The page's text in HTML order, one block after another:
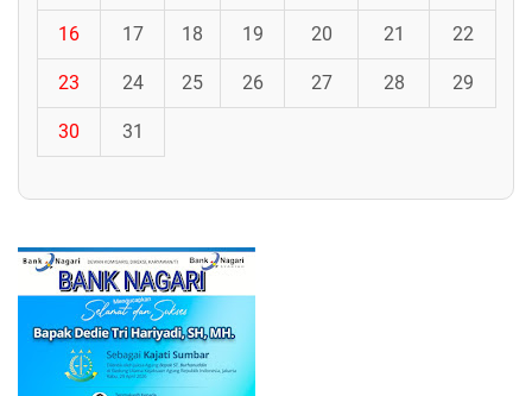
16 17 18 19 20 21 22
23 24 25 26 27 28 29
30 31